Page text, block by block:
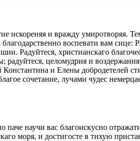
искореняя и вражду умиротворяя.
воспевати вам сице:
Радуйтеся, христианскаго
радуйтеся, целомудрия и
Константина и Елены добродетелей
сочетание, лучами чудес
паче научи вас благоискусно
моря, и достигосте в тихую